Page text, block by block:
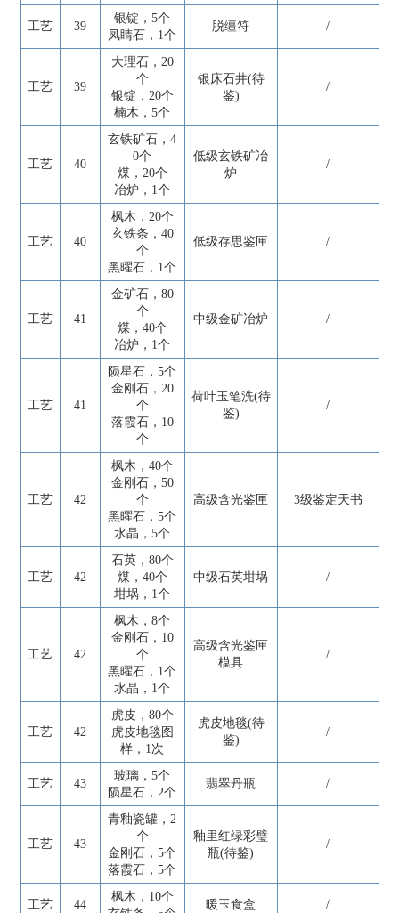
工艺 39
银锭，5个
凤睛石，1个
脱缰符 /
工艺 39
大理石，20
个
银锭，20个
楠木，5个
银床石井(待
鉴)
/
工艺 40
玄铁矿石，4
0个
煤，20个
冶炉，1个
低级玄铁矿冶
炉
/
工艺 40
枫木，20个
玄铁条，40
个
黑曜石，1个
低级存思鉴匣 /
工艺 41
金矿石，80
个
煤，40个
冶炉，1个
中级金矿冶炉 /
工艺 41
陨星石，5个
金刚石，20
个
落霞石，10
个
荷叶玉笔洗(待
鉴)
/
工艺 42
枫木，40个
金刚石，50
个
黑曜石，5个
水晶，5个
高级含光鉴匣 3级鉴定天书
工艺 42
石英，80个
煤，40个
坩埚，1个
中级石英坩埚 /
工艺 42
枫木，8个
金刚石，10
个
黑曜石，1个
水晶，1个
高级含光鉴匣
模具
/
工艺 42
虎皮，80个
虎皮地毯图
样，1次
虎皮地毯(待
鉴)
/
工艺 43
玻璃，5个
陨星石，2个
翡翠丹瓶 /
工艺 43
青釉瓷罐，2
个
金刚石，5个
落霞石，5个
釉里红绿彩璧
瓶(待鉴)
/
工艺 44
枫木，10个
暖玉食盒 /